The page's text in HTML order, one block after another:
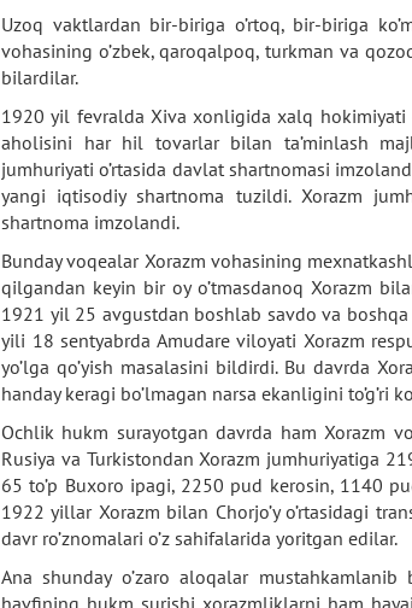
Uzoq vaktlardan bir-biriga o’rtoq, bir-biriga
vohasining o’zbek, qaroqalpoq, turkman va
bilardilar.
1920 yil fevralda Xiva xonligida xalq hokimiyati
aholisini har hil tovarlar bilan ta’minlash
jumhuriyati o’rtasida davlat shartnomasi
yangi iqtisodiy shartnoma tuzildi. Xorazm
shartnoma imzolandi.
Bunday voqealar Xorazm vohasining
qilgandan keyin bir oy o’tmasdanoq Xorazm
1921 yil 25 avgustdan boshlab savdo va
yili 18 sentyabrda Amudare viloyati Xorazm
yo’lga qo’yish masalasini bildirdi. Bu davrda
handay keragi bo’lmagan narsa ekanligini to’g’ri
Ochlik hukm surayotgan davrda ham Xorazm
Rusiya va Turkistondan Xorazm jumhuriyatiga
65 to’p Buxoro ipagi, 2250 pud kerosin, 1140
1922 yillar Xorazm bilan Chorjo’y o’rtasidagi
davr ro’znomalari o’z sahifalarida yoritgan edilar.
Ana shunday o’zaro aloqalar